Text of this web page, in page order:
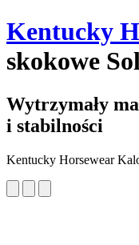
Kentucky
skokowe
Wytrzymały
i stabilności
Kentucky Horsewear